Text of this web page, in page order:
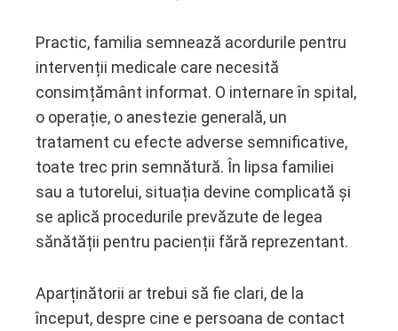
Practic, familia semnează acordurile pentru
intervenții medicale care necesită
consimțământ informat. O internare în spital,
o operație, o anestezie generală, un
tratament cu efecte adverse semnificative,
toate trec prin semnătură. În lipsa familiei
sau a tutorelui, situația devine complicată și
se aplică procedurile prevăzute de legea
sănătății pentru pacienții fără reprezentant.
Aparținătorii ar trebui să fie clari, de la
început, despre cine e persoana de contact